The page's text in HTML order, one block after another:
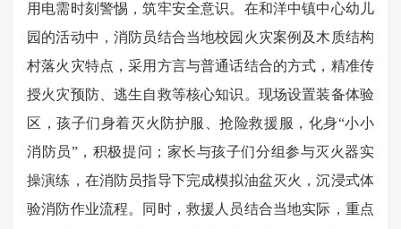
用电需时刻警惕，筑牢安全意识。在和洋中镇中心幼儿
园的活动中，消防员结合当地校园火灾案例及木质结构
村落火灾特点，采用方言与普通话结合的方式，精准传
授火灾预防、逃生自救等核心知识。现场设置装备体验
区，孩子们身着灭火防护服、抢险救援服，化身“小小
消防员”，积极提问；家长与孩子们分组参与灭火器实
操演练，在消防员指导下完成模拟油盆灭火，沉浸式体
验消防作业流程。同时，救援人员结合当地实际，重点